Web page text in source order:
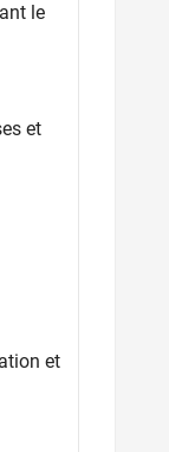
le
et
et